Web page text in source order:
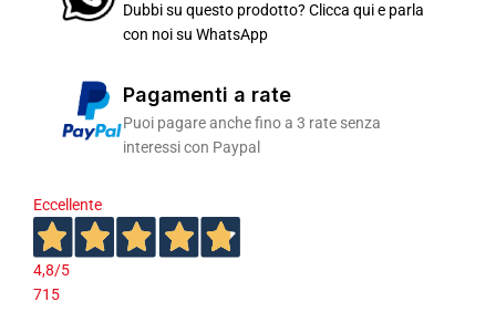
Dubbi su questo prodotto? Clicca qui e parla
con noi su WhatsApp
Pagamenti a rate
Puoi pagare anche fino a 3 rate senza
interessi con Paypal
Eccellente
4,8/5
715